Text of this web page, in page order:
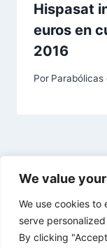
We value
We use cookies to
serve
By clicking
Hispasat
euros en
2016
Por Parabólicas
© 2026